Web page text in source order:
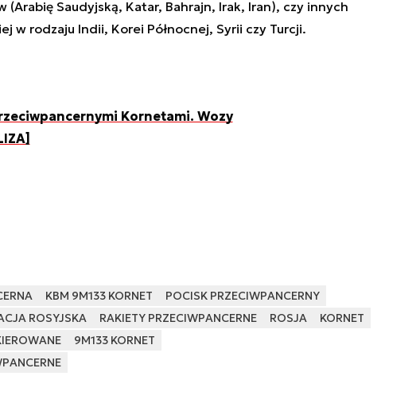
Saudyjską, Katar, Bahrajn, Irak, Iran), czy innych
w rodzaju Indii, Korei Północnej, Syrii czy Turcji.
Kornetami. Wozy
KBM 9M133 KORNET
POCISK PRZECIWPANCERNY
ROSYJSKA RAKIETY PRZECIWPANCERNE ROSJA
KORNET
9M133 KORNET